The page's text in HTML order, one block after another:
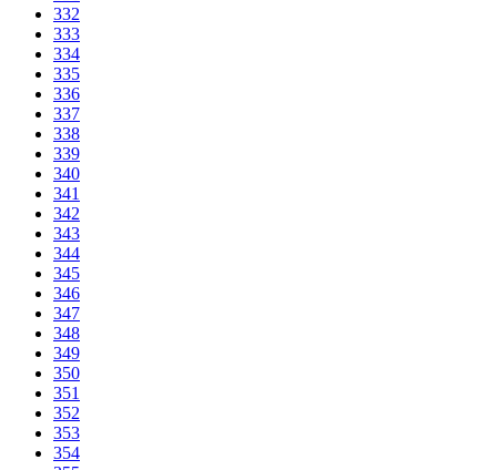
332
333
334
335
336
337
338
339
340
341
342
343
344
345
346
347
348
349
350
351
352
353
354